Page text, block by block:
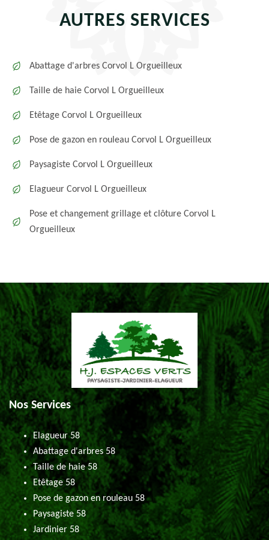
AUTRES SERVICES
Abattage d'arbres Corvol L Orgueilleux
Taille de haie Corvol L Orgueilleux
Etêtage Corvol L Orgueilleux
Pose de gazon en rouleau Corvol L Orgueilleux
Paysagiste Corvol L Orgueilleux
Elagueur Corvol L Orgueilleux
Pose et changement grillage et clôture Corvol L
Orgueilleux
Nos Services
Elagueur 58
Abattage d'arbres 58
Taille de haie 58
Etêtage 58
Pose de gazon en rouleau 58
Paysagiste 58
Jardinier 58